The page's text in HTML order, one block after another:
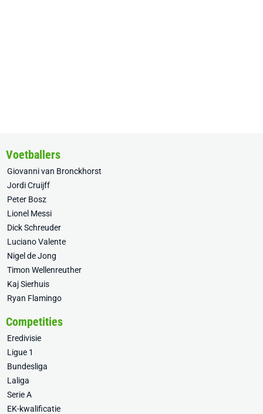
Voetballers
Giovanni van Bronckhorst
Jordi Cruijff
Peter Bosz
Lionel Messi
Dick Schreuder
Luciano Valente
Nigel de Jong
Timon Wellenreuther
Kaj Sierhuis
Ryan Flamingo
Competities
Eredivisie
Ligue 1
Bundesliga
Laliga
Serie A
EK-kwalificatie